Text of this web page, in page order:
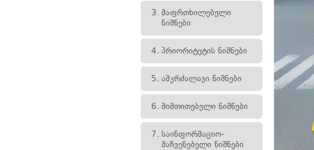
3. მაფრთხილებელი
ნიშნები
4. პრიორიტეტის ნიშნები
5. ამკრძალავი ნიშნები
6. მიმთითებელი ნიშნები
7. საინფორმაციო-
მაჩვენებელი ნიშნები